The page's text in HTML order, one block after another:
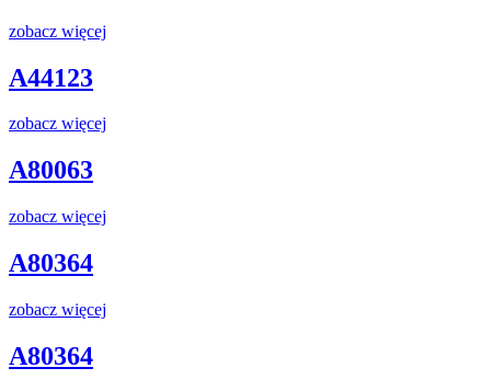
zobacz więcej
A44123
zobacz więcej
A80063
zobacz więcej
A80364
zobacz więcej
A80364